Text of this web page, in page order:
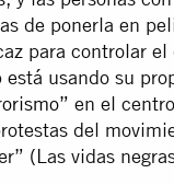
de ponerla en
para controlar el
usando su
en el
del
(Las vidas